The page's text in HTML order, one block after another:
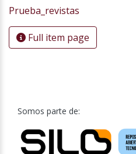
Prueba_revistas
Full item page
Somos parte de: